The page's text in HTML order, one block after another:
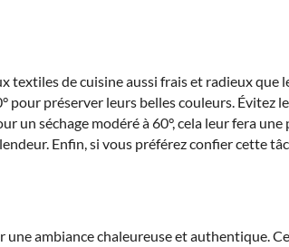
de cuisine aussi frais et radieux que
préserver leurs belles couleurs. Évitez
un séchage modéré à 60°, cela leur fera
Enfin, si vous préférez confier cette
ambiance chaleureuse et authentique.